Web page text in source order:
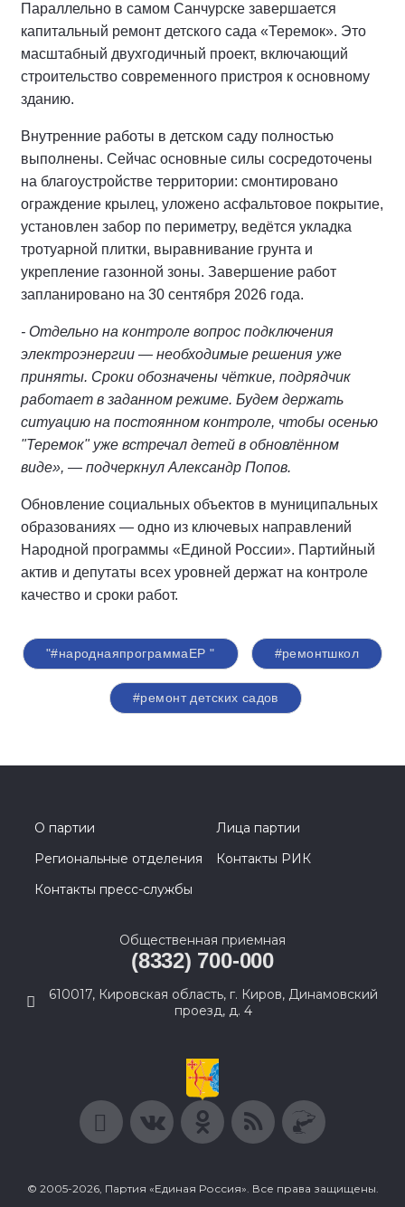
Параллельно в самом Санчурске завершается
капитальный ремонт детского сада «Теремок». Это
масштабный двухгодичный проект, включающий
строительство современного пристроя к основному
зданию.
Внутренние работы в детском саду полностью
выполнены. Сейчас основные силы сосредоточены
на благоустройстве территории: смонтировано
ограждение крылец, уложено асфальтовое покрытие,
установлен забор по периметру, ведётся укладка
тротуарной плитки, выравнивание грунта и
укрепление газонной зоны. Завершение работ
запланировано на 30 сентября 2026 года.
- Отдельно на контроле вопрос подключения
электроэнергии — необходимые решения уже
приняты. Сроки обозначены чёткие, подрядчик
работает в заданном режиме. Будем держать
ситуацию на постоянном контроле, чтобы осенью
"Теремок" уже встречал детей в обновлённом
виде», — подчеркнул Александр Попов.
Обновление социальных объектов в муниципальных
образованиях — одно из ключевых направлений
Народной программы «Единой России». Партийный
актив и депутаты всех уровней держат на контроле
качество и сроки работ.
"#народнаяпрограммаЕР " #ремонтшкол
#ремонт детских садов
О партии
Лица партии
Региональные отделения
Контакты РИК
Контакты пресс-службы
Общественная приемная
(8332) 700-000
610017, Кировская область, г. Киров, Динамовский
проезд, д. 4
© 2005-2026, Партия «Единая Россия». Все права защищены.